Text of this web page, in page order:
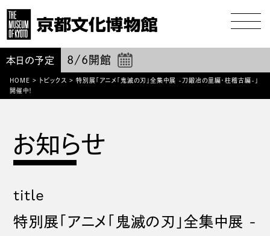
本日の予定 8/6 開館
HOME > トピックス > 特別展「アニメ「鬼滅の刃」全集中展 -刀鍛冶の里編・柱稽古編-」
開催中！
title
特別展「アニメ「鬼滅の刃」全集中展 -